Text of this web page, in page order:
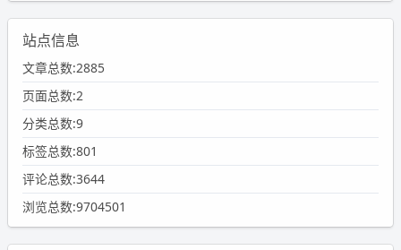
站点信息
文章总数:2885
页面总数:2
分类总数:9
标签总数:801
评论总数:3644
浏览总数:9704501